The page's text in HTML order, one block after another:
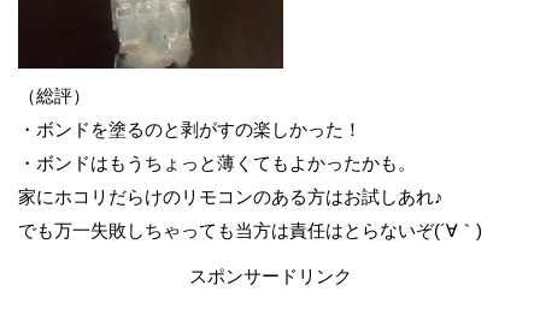
（総評）
・ボンドを塗るのと剥がすの楽しかった！
・ボンドはもうちょっと薄くてもよかったかも。
家にホコリだらけのリモコンのある方はお試しあれ♪
でも万一失敗しちゃっても当方は責任はとらないぞ(´∀｀)
スポンサードリンク